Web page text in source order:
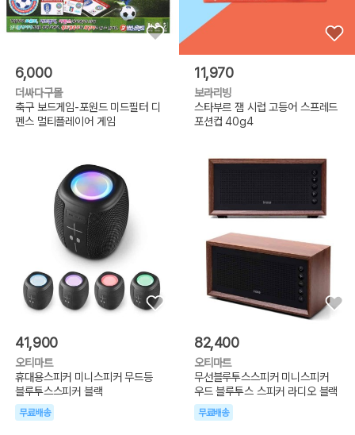
6,000
더싸다구몰
축구 보드게임-포원드 미드필터 디
펜스 멀티플레이어 게임
11,970
보라리빙
스타부르 잼 시럽 고등어 스프레드
포션컵 40g4
41,900
오티마트
휴대용스피커 미니스피커 무드등
블루투스스피커 블랙
무료배송
82,400
오티마트
무선블루투스스피커 미니스피커
우드 블루투스 스피커 라디오 블랙
무료배송